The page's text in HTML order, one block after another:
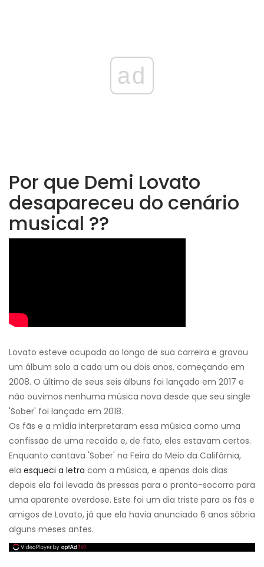
ad
Por que Demi Lovato
desapareceu do cenário
musical ??
Lovato esteve ocupada ao longo de sua carreira e gravou
um álbum solo a cada um ou dois anos, começando em
2008. O último de seus seis álbuns foi lançado em 2017 e
não ouvimos nenhuma música nova desde que seu single
'Sober' foi lançado em 2018.
Os fãs e a mídia interpretaram essa música como uma
confissão de uma recaída e, de fato, eles estavam certos.
Enquanto cantava 'Sober' na Feira do Meio da Califórnia,
ela esqueci a letra com a música, e apenas dois dias
depois ela foi levada às pressas para o pronto-socorro para
uma aparente overdose. Este foi um dia triste para os fãs e
amigos de Lovato, já que ela havia anunciado 6 anos sóbria
alguns meses antes.